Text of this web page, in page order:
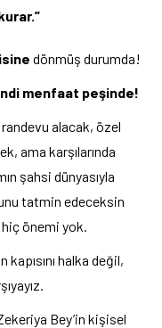
dönmüş durumda!
menfaat peşinde!
alacak, özel
ama karşılarında
şahsi dünyasıyla
tatmin edeceksin
önemi yok.
kapısını halka değil,
Bey’in kişisel